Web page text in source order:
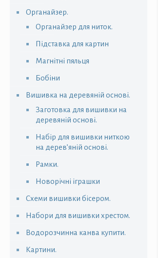
Органайзер.
Органайзер для ниток.
Підставка для картин
Магнітні пяльця
Бобіни
Вишивка на деревяній основі.
Заготовка для вишивки на
деревяній основі.
Набір для вишивки ниткою
на дерев’яній основі.
Рамки.
Новорічні іграшки
Схеми вишивки бісером.
Набори для вишивки хрестом.
Водорозчинна канва купити.
Картини.